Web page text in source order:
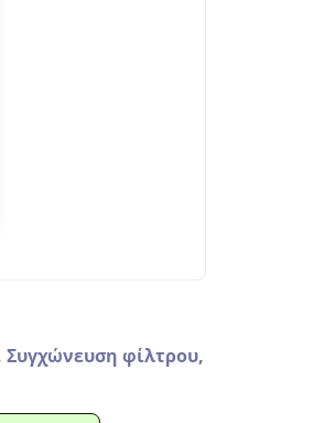
Συγχώνευση φίλτρου,